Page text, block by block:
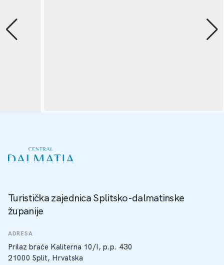
Turistička zajednica Splitsko-dalmatinske
županije
ADRESA
Prilaz braće Kaliterna 10/I, p.p. 430
21000 Split, Hrvatska